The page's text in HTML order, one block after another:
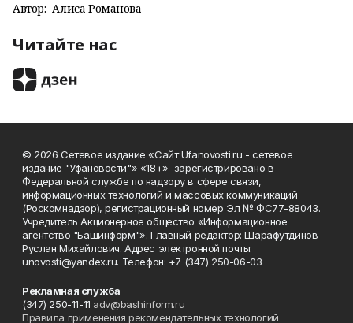
Автор: Алиса Романова
Читайте нас
© 2026 Сетевое издание «Сайт Ufanovosti.ru - сетевое
издание "Уфановости"» «18+» зарегистрировано в
Федеральной службе по надзору в сфере связи,
информационных технологий и массовых коммуникаций
(Роскомнадзор), регистрационный номер Эл № ФС77-88043.
Учредитель Акционерное общество «Информационное
агентство "Башинформ"». Главный редактор: Шарафутдинов
Руслан Михайлович. Адрес электронной почты:
unovosti@yandex.ru. Телефон: +7 (347) 250-06-03
Рекламная служба
(347) 250-11-11 adv@bashinform.ru
Правила применения рекомендательных технологий